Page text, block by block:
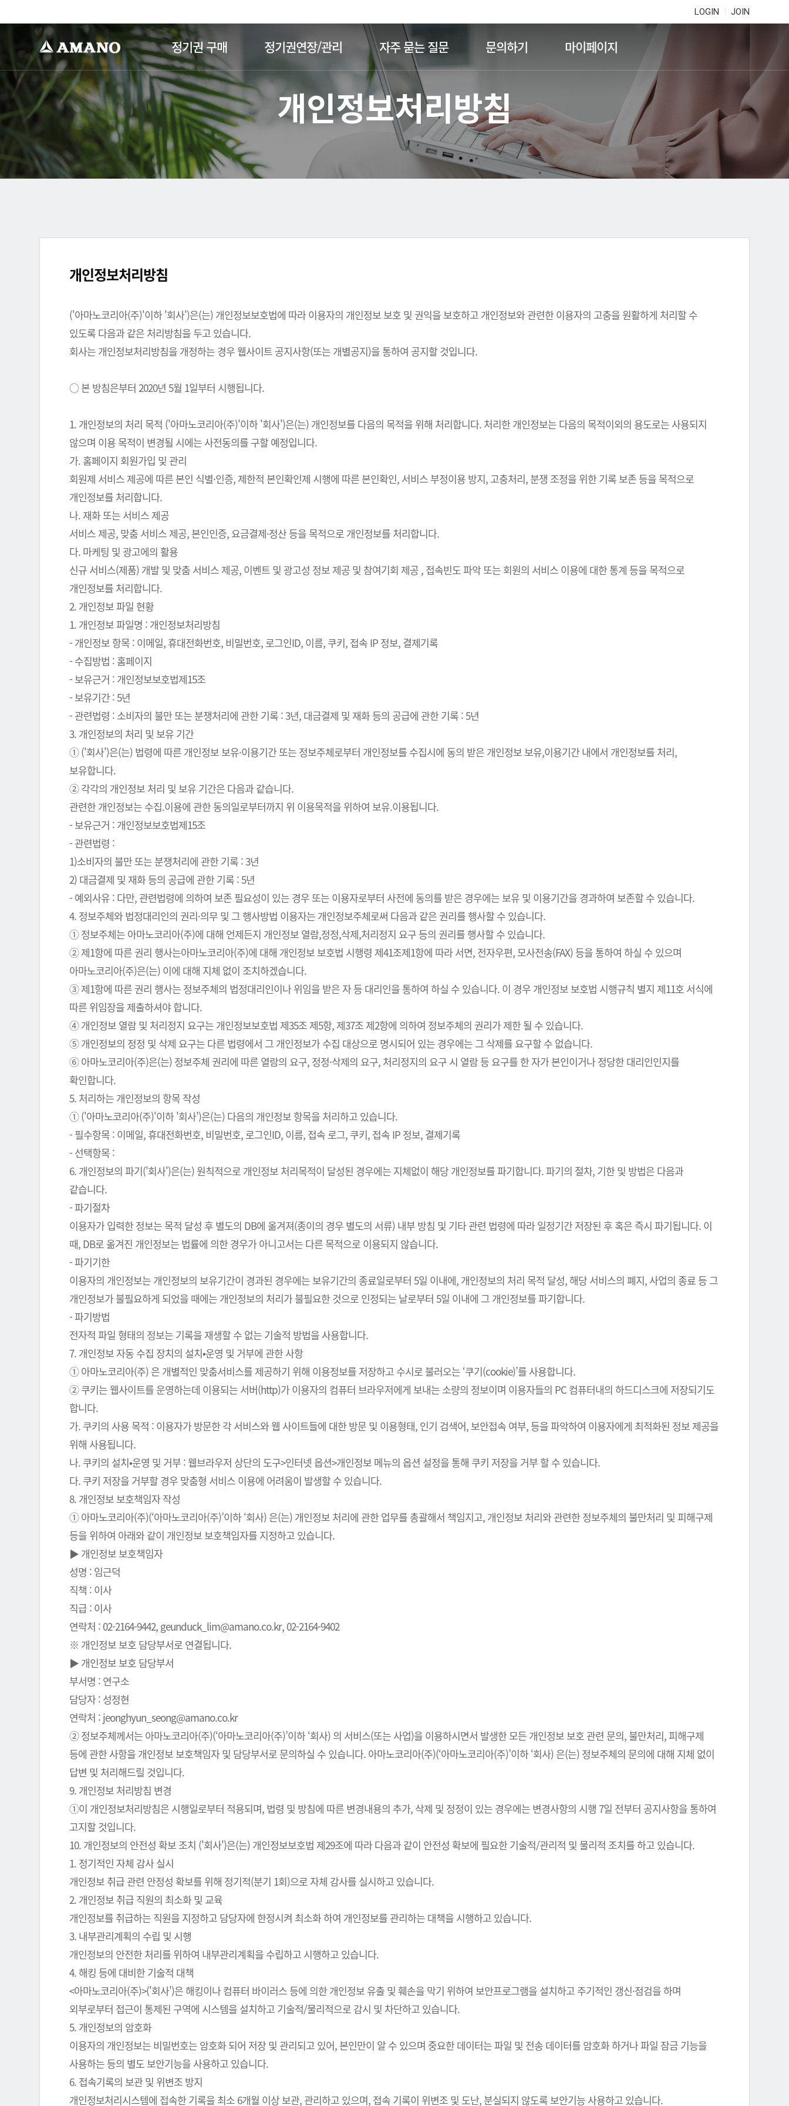
LOGIN JOIN
정기권 구매 정기권연장/관리 자주 묻는 질문 문의하기 마이페이지
개인정보처리방침
개인정보처리방침
('아마노코리아(주)'이하 '회사')은(는) 개인정보보호법에 따라 이용자의 개인정보 보호 및 권익을 보호하고 개인정보와 관련한 이용자의 고충을 원활하게 처리할 수
있도록 다음과 같은 처리방침을 두고 있습니다.
회사는 개인정보처리방침을 개정하는 경우 웹사이트 공지사항(또는 개별공지)을 통하여 공지할 것입니다.
○ 본 방침은부터 2020년 5월 1일부터 시행됩니다.
1. 개인정보의 처리 목적 ('아마노코리아(주)'이하 '회사')은(는) 개인정보를 다음의 목적을 위해 처리합니다. 처리한 개인정보는 다음의 목적이외의 용도로는 사용되지
않으며 이용 목적이 변경될 시에는 사전동의를 구할 예정입니다.
가. 홈페이지 회원가입 및 관리
회원제 서비스 제공에 따른 본인 식별·인증, 제한적 본인확인제 시행에 따른 본인확인, 서비스 부정이용 방지, 고충처리, 분쟁 조정을 위한 기록 보존 등을 목적으로
개인정보를 처리합니다.
나. 재화 또는 서비스 제공
서비스 제공, 맞춤 서비스 제공, 본인인증, 요금결제·정산 등을 목적으로 개인정보를 처리합니다.
다. 마케팅 및 광고에의 활용
신규 서비스(제품) 개발 및 맞춤 서비스 제공, 이벤트 및 광고성 정보 제공 및 참여기회 제공 , 접속빈도 파악 또는 회원의 서비스 이용에 대한 통계 등을 목적으로
개인정보를 처리합니다.
2. 개인정보 파일 현황
1. 개인정보 파일명 : 개인정보처리방침
- 개인정보 항목 : 이메일, 휴대전화번호, 비밀번호, 로그인ID, 이름, 쿠키, 접속 IP 정보, 결제기록
- 수집방법 : 홈페이지
- 보유근거 : 개인정보보호법제15조
- 보유기간 : 5년
- 관련법령 : 소비자의 불만 또는 분쟁처리에 관한 기록 : 3년, 대금결제 및 재화 등의 공급에 관한 기록 : 5년
3. 개인정보의 처리 및 보유 기간
① ('회사')은(는) 법령에 따른 개인정보 보유·이용기간 또는 정보주체로부터 개인정보를 수집시에 동의 받은 개인정보 보유,이용기간 내에서 개인정보를 처리,
보유합니다.
② 각각의 개인정보 처리 및 보유 기간은 다음과 같습니다.
관련한 개인정보는 수집.이용에 관한 동의일로부터까지 위 이용목적을 위하여 보유.이용됩니다.
- 보유근거 : 개인정보보호법제15조
- 관련법령 :
1)소비자의 불만 또는 분쟁처리에 관한 기록 : 3년
2) 대금결제 및 재화 등의 공급에 관한 기록 : 5년
- 예외사유 : 다만, 관련법령에 의하여 보존 필요성이 있는 경우 또는 이용자로부터 사전에 동의를 받은 경우에는 보유 및 이용기간을 경과하여 보존할 수 있습니다.
4. 정보주체와 법정대리인의 권리·의무 및 그 행사방법 이용자는 개인정보주체로써 다음과 같은 권리를 행사할 수 있습니다.
① 정보주체는 아마노코리아(주)에 대해 언제든지 개인정보 열람,정정,삭제,처리정지 요구 등의 권리를 행사할 수 있습니다.
② 제1항에 따른 권리 행사는아마노코리아(주)에 대해 개인정보 보호법 시행령 제41조제1항에 따라 서면, 전자우편, 모사전송(FAX) 등을 통하여 하실 수 있으며
아마노코리아(주)은(는) 이에 대해 지체 없이 조치하겠습니다.
③ 제1항에 따른 권리 행사는 정보주체의 법정대리인이나 위임을 받은 자 등 대리인을 통하여 하실 수 있습니다. 이 경우 개인정보 보호법 시행규칙 별지 제11호 서식에
따른 위임장을 제출하셔야 합니다.
④ 개인정보 열람 및 처리정지 요구는 개인정보보호법 제35조 제5항, 제37조 제2항에 의하여 정보주체의 권리가 제한 될 수 있습니다.
⑤ 개인정보의 정정 및 삭제 요구는 다른 법령에서 그 개인정보가 수집 대상으로 명시되어 있는 경우에는 그 삭제를 요구할 수 없습니다.
⑥ 아마노코리아(주)은(는) 정보주체 권리에 따른 열람의 요구, 정정·삭제의 요구, 처리정지의 요구 시 열람 등 요구를 한 자가 본인이거나 정당한 대리인인지를
확인합니다.
5. 처리하는 개인정보의 항목 작성
① ('아마노코리아(주)'이하 '회사')은(는) 다음의 개인정보 항목을 처리하고 있습니다.
- 필수항목 : 이메일, 휴대전화번호, 비밀번호, 로그인ID, 이름, 접속 로그, 쿠키, 접속 IP 정보, 결제기록
- 선택항목 :
6. 개인정보의 파기('회사')은(는) 원칙적으로 개인정보 처리목적이 달성된 경우에는 지체없이 해당 개인정보를 파기합니다. 파기의 절차, 기한 및 방법은 다음과
같습니다.
- 파기절차
이용자가 입력한 정보는 목적 달성 후 별도의 DB에 옮겨져(종이의 경우 별도의 서류) 내부 방침 및 기타 관련 법령에 따라 일정기간 저장된 후 혹은 즉시 파기됩니다. 이
때, DB로 옮겨진 개인정보는 법률에 의한 경우가 아니고서는 다른 목적으로 이용되지 않습니다.
- 파기기한
이용자의 개인정보는 개인정보의 보유기간이 경과된 경우에는 보유기간의 종료일로부터 5일 이내에, 개인정보의 처리 목적 달성, 해당 서비스의 폐지, 사업의 종료 등 그
개인정보가 불필요하게 되었을 때에는 개인정보의 처리가 불필요한 것으로 인정되는 날로부터 5일 이내에 그 개인정보를 파기합니다.
- 파기방법
전자적 파일 형태의 정보는 기록을 재생할 수 없는 기술적 방법을 사용합니다.
7. 개인정보 자동 수집 장치의 설치•운영 및 거부에 관한 사항
① 아마노코리아(주) 은 개별적인 맞춤서비스를 제공하기 위해 이용정보를 저장하고 수시로 불러오는 ‘쿠기(cookie)’를 사용합니다.
② 쿠키는 웹사이트를 운영하는데 이용되는 서버(http)가 이용자의 컴퓨터 브라우저에게 보내는 소량의 정보이며 이용자들의 PC 컴퓨터내의 하드디스크에 저장되기도
합니다.
가. 쿠키의 사용 목적 : 이용자가 방문한 각 서비스와 웹 사이트들에 대한 방문 및 이용형태, 인기 검색어, 보안접속 여부, 등을 파악하여 이용자에게 최적화된 정보 제공을
위해 사용됩니다.
나. 쿠키의 설치•운영 및 거부 : 웹브라우저 상단의 도구>인터넷 옵션>개인정보 메뉴의 옵션 설정을 통해 쿠키 저장을 거부 할 수 있습니다.
다. 쿠키 저장을 거부할 경우 맞춤형 서비스 이용에 어려움이 발생할 수 있습니다.
8. 개인정보 보호책임자 작성
① 아마노코리아(주)(‘아마노코리아(주)’이하 ‘회사) 은(는) 개인정보 처리에 관한 업무를 총괄해서 책임지고, 개인정보 처리와 관련한 정보주체의 불만처리 및 피해구제
등을 위하여 아래와 같이 개인정보 보호책임자를 지정하고 있습니다.
▶ 개인정보 보호책임자
성명 : 임근덕
직책 : 이사
직급 : 이사
연락처 : 02-2164-9442, geunduck_lim@amano.co.kr, 02-2164-9402
※ 개인정보 보호 담당부서로 연결됩니다.
▶ 개인정보 보호 담당부서
부서명 : 연구소
담당자 : 성정현
연락처 : jeonghyun_seong@amano.co.kr
② 정보주체께서는 아마노코리아(주)(‘아마노코리아(주)’이하 ‘회사) 의 서비스(또는 사업)을 이용하시면서 발생한 모든 개인정보 보호 관련 문의, 불만처리, 피해구제
등에 관한 사항을 개인정보 보호책임자 및 담당부서로 문의하실 수 있습니다. 아마노코리아(주)(‘아마노코리아(주)’이하 ‘회사) 은(는) 정보주체의 문의에 대해 지체 없이
답변 및 처리해드릴 것입니다.
9. 개인정보 처리방침 변경
①이 개인정보처리방침은 시행일로부터 적용되며, 법령 및 방침에 따른 변경내용의 추가, 삭제 및 정정이 있는 경우에는 변경사항의 시행 7일 전부터 공지사항을 통하여
고지할 것입니다.
10. 개인정보의 안전성 확보 조치 ('회사')은(는) 개인정보보호법 제29조에 따라 다음과 같이 안전성 확보에 필요한 기술적/관리적 및 물리적 조치를 하고 있습니다.
1. 정기적인 자체 감사 실시
개인정보 취급 관련 안정성 확보를 위해 정기적(분기 1회)으로 자체 감사를 실시하고 있습니다.
2. 개인정보 취급 직원의 최소화 및 교육
개인정보를 취급하는 직원을 지정하고 담당자에 한정시켜 최소화 하여 개인정보를 관리하는 대책을 시행하고 있습니다.
3. 내부관리계획의 수립 및 시행
개인정보의 안전한 처리를 위하여 내부관리계획을 수립하고 시행하고 있습니다.
4. 해킹 등에 대비한 기술적 대책
<아마노코리아(주)>('회사')은 해킹이나 컴퓨터 바이러스 등에 의한 개인정보 유출 및 훼손을 막기 위하여 보안프로그램을 설치하고 주기적인 갱신·점검을 하며
외부로부터 접근이 통제된 구역에 시스템을 설치하고 기술적/물리적으로 감시 및 차단하고 있습니다.
5. 개인정보의 암호화
이용자의 개인정보는 비밀번호는 암호화 되어 저장 및 관리되고 있어, 본인만이 알 수 있으며 중요한 데이터는 파일 및 전송 데이터를 암호화 하거나 파일 잠금 기능을
사용하는 등의 별도 보안기능을 사용하고 있습니다.
6. 접속기록의 보관 및 위변조 방지
개인정보처리시스템에 접속한 기록을 최소 6개월 이상 보관, 관리하고 있으며, 접속 기록이 위변조 및 도난, 분실되지 않도록 보안기능 사용하고 있습니다.